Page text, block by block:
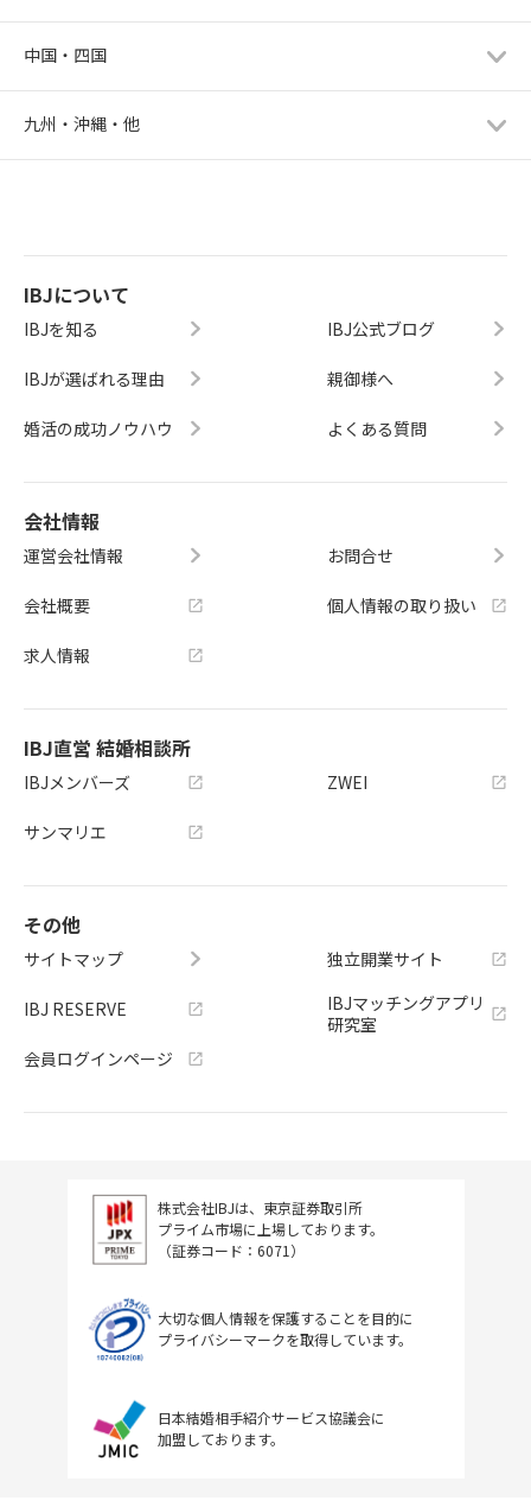
中国・四国
九州・沖縄・他
IBJについて
IBJを知る
IBJが選ばれる理由
婚活の成功ノウハウ
IBJ公式ブログ
親御様へ
よくある質問
会社情報
運営会社情報
会社概要
求人情報
お問合せ
個人情報の取り扱い
IBJ直営 結婚相談所
IBJメンバーズ
サンマリエ
ZWEI
その他
サイトマップ
IBJ RESERVE
会員ログインページ
独立開業サイト
IBJマッチングアプリ
研究室
株式会社IBJは、東京証券取引所
プライム市場に上場しております。
（証券コード：6071）
大切な個人情報を保護することを目的に
プライバシーマークを取得しています。
日本結婚相手紹介サービス協議会に
加盟しております。